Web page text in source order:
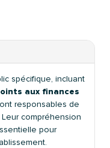
spécifique, incluant
aux finances
responsables de
compréhension
pour